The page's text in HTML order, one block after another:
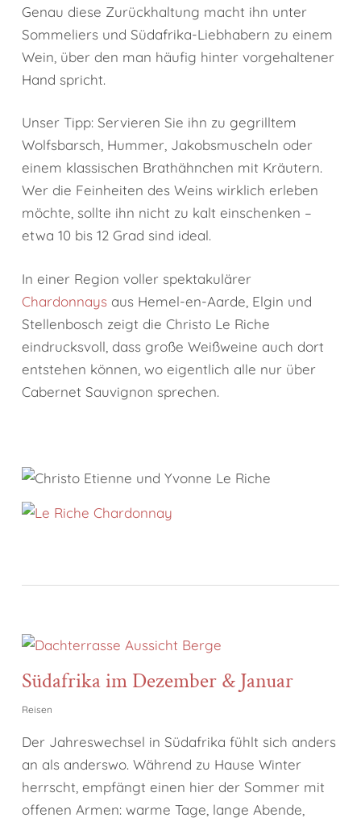
Genau diese Zurückhaltung macht ihn unter
Sommeliers und Südafrika-Liebhabern zu einem
Wein, über den man häufig hinter vorgehaltener
Hand spricht.
Unser Tipp: Servieren Sie ihn zu gegrilltem
Wolfsbarsch, Hummer, Jakobsmuscheln oder
einem klassischen Brathähnchen mit Kräutern.
Wer die Feinheiten des Weins wirklich erleben
möchte, sollte ihn nicht zu kalt einschenken –
etwa 10 bis 12 Grad sind ideal.
In einer Region voller spektakulärer
Chardonnaysaus Hemel-en-Aarde, Elgin und
Stellenbosch zeigt die Christo Le Riche
eindrucksvoll, dass große Weißweine auch dort
entstehen können, wo eigentlich alle nur über
Cabernet Sauvignon sprechen.
Südafrika im Dezember & Januar
Reisen
Der Jahreswechsel in Südafrika fühlt sich anders
an als anderswo. Während zu Hause Winter
herrscht, empfängt einen hier der Sommer mit
offenen Armen: warme Tage, lange Abende,